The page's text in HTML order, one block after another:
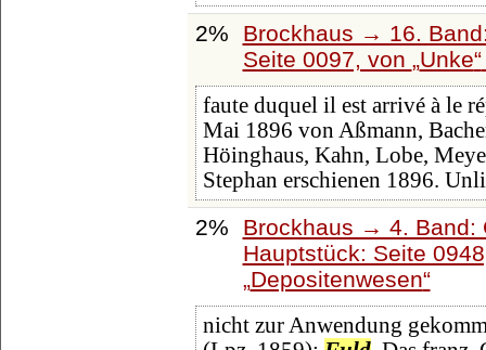
2%
Brockhaus → 16.
Seite 0097, von Unke
faute duquel il est arrivé à le
Mai 1896 von Aßmann,
Höinghaus, Kahn, Lobe,
Stephan erschienen 1896.
2%
Brockhaus → 4. Band:
Hauptstück: Seite
Depositenwesen
nicht zur Anwendung